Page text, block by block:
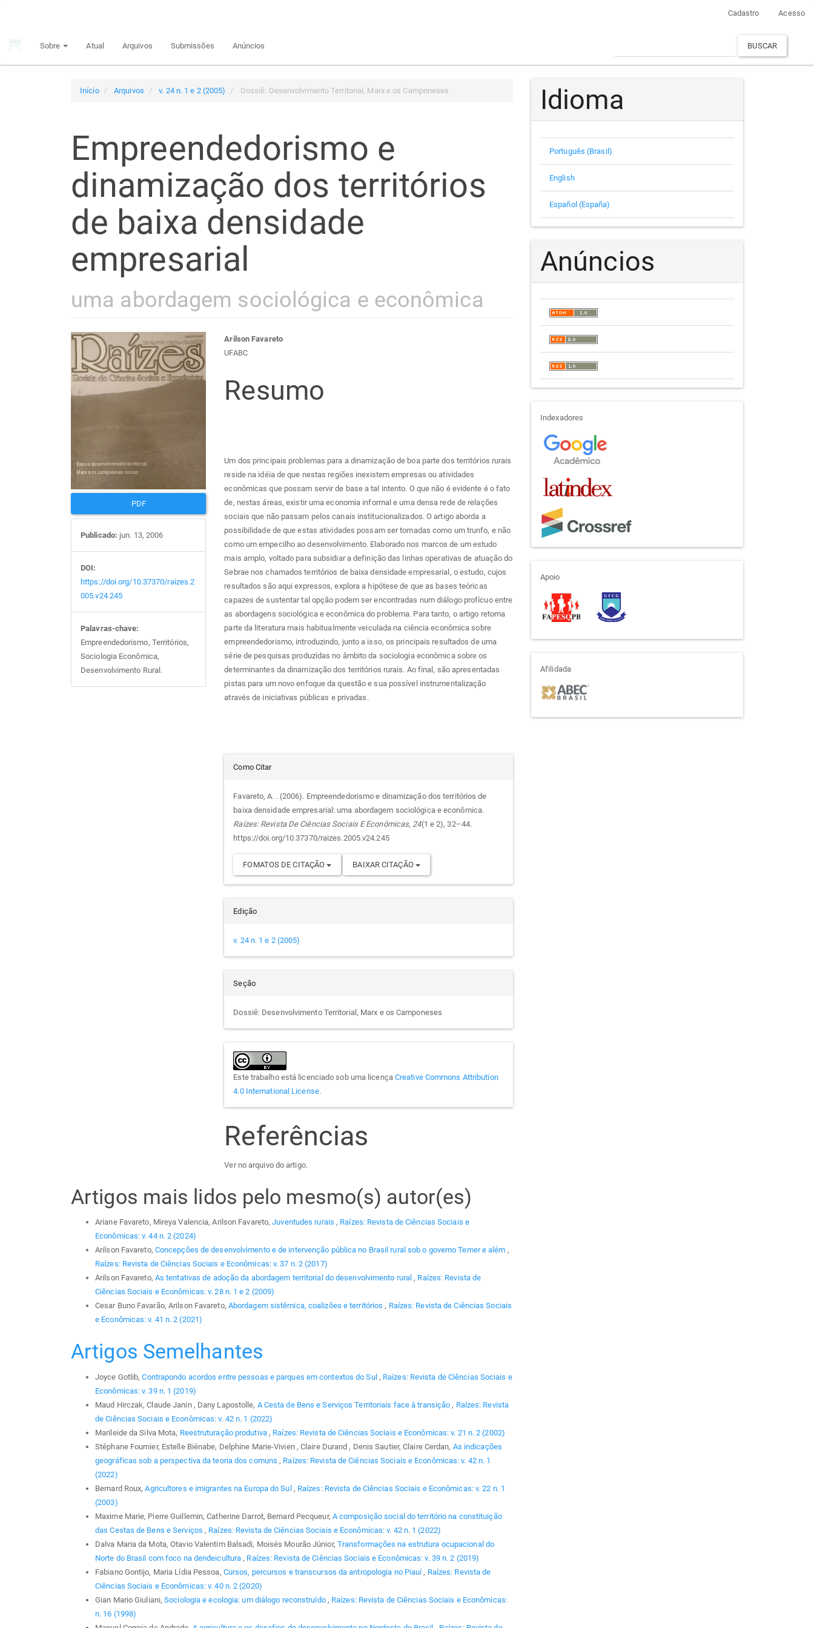
principal
Cadastro Acesso
Sobre Atual Arquivos Submissões Anúncios BUSCAR
Início Arquivos v. 24 n. 1 e 2 (2005) Dossiê: Desenvolvimento Territorial, Marx e os Camponeses
Empreendedorismo e
dinamização dos territórios
de baixa densidade
empresarial
uma abordagem sociológica e econômica
Barra
lateral
de
PDF
Publicado: jun. 13, 2006
DOI:
https://doi.org/10.37370/raizes.2
005.v24.245
Palavras-chave:
Empreendedorismo, Territórios,
Sociologia Econômica,
Desenvolvimento Rural.
Conteúdo
do
artigo
Arilson Favareto
UFABC
Resumo
Um dos principais problemas para a dinamização de boa parte dos territórios rurais
reside na idéia de que nestas regiões inexistem empresas ou atividades
econômicas que possam servir de base a tal intento. O que não é evidente é o fato
de, nestas áreas, existir uma economia informal e uma densa rede de relações
sociais que não passam pelos canais institucionalizados. O artigo aborda a
possibilidade de que estas atividades possam ser tomadas como um trunfo, e não
como um empecilho ao desenvolvimento. Elaborado nos marcos de um estudo
mais amplo, voltado para subsidiar a definição das linhas operativas de atuação do
Sebrae nos chamados territórios de baixa densidade empresarial, o estudo, cujos
resultados são aqui expressos, explora a hipótese de que as bases teóricas
capazes de sustentar tal opção podem ser encontradas num diálogo profícuo entre
as abordagens sociológica e econômica do problema. Para tanto, o artigo retoma
parte da literatura mais habitualmente veiculada na ciência econômica sobre
empreendedorismo, introduzindo, junto a isso, os principais resultados de uma
série de pesquisas produzidas no âmbito da sociologia econômica sobre os
determinantes da dinamização dos territórios rurais. Ao final, são apresentadas
pistas para um novo enfoque da questão e sua possível instrumentalização
através de iniciativas públicas e privadas.
Detalhes
do
artigo
Como Citar
Favareto, A. . (2006). Empreendedorismo e dinamização dos territórios de
baixa densidade empresarial: uma abordagem sociológica e econômica.
Raízes: Revista De Ciências Sociais E Econômicas, 24(1 e 2), 32–44.
https://doi.org/10.37370/raizes.2005.v24.245
FOMATOS DE CITAÇÃO BAIXAR CITAÇÃO
Edição
v. 24 n. 1 e 2 (2005)
Seção
Dossiê: Desenvolvimento Territorial, Marx e os Camponeses
Este trabalho está licenciado sob uma licença Creative Commons Attribution
4.0 International License.
Referências
Ver no arquivo do artigo.
Artigos mais lidos pelo mesmo(s) autor(es)
Ariane Favareto, Mireya Valencia, Arilson Favareto,Juventudes rurais, Raízes: Revista de Ciências Sociais e
Econômicas: v. 44 n. 2 (2024)
Arilson Favareto, Concepções de desenvolvimento e de intervenção pública no Brasil rural sob o governo Temer e além ,
Raízes: Revista de Ciências Sociais e Econômicas: v. 37 n. 2 (2017)
Arilson Favareto, As tentativas de adoção da abordagem territorial do desenvolvimento rural, Raízes: Revista de
Ciências Sociais e Econômicas: v. 28 n. 1 e 2 (2009)
Cesar Buno Favarão, Arilson Favareto, Abordagem sistêmica, coalizões e territórios, Raízes: Revista de Ciências Sociais
e Econômicas: v. 41 n. 2 (2021)
Artigos Semelhantes
Joyce Gotlib,Contrapondo acordos entre pessoas e parques em contextos do Sul , Raízes: Revista de Ciências Sociais e
Econômicas: v. 39 n. 1 (2019)
Maud Hirczak, Claude Janin , Dany Lapostolle, A Cesta de Bens e Serviços Territoriais face à transição , Raízes: Revista
de Ciências Sociais e Econômicas: v. 42 n. 1 (2022)
Marileide da Silva Mota, Reestruturação produtiva , Raízes: Revista de Ciências Sociais e Econômicas: v. 21 n. 2 (2002)
Stéphane Fournier, Estelle Biénabe, Delphine Marie-Vivien , Claire Durand , Denis Sautier, Claire Cerdan, As indicações
geográficas sob a perspectiva da teoria dos comuns , Raízes: Revista de Ciências Sociais e Econômicas: v. 42 n. 1
(2022)
Bernard Roux,Agricultores e imigrantes na Europa do Sul , Raízes: Revista de Ciências Sociais e Econômicas: v. 22 n. 1
(2003)
Maxime Marie, Pierre Guillemin, Catherine Darrot, Bernard Pecqueur, A composição social do território na constituição
das Cestas de Bens e Serviços , Raízes: Revista de Ciências Sociais e Econômicas: v. 42 n. 1 (2022)
Dalva Maria da Mota, Otavio Valentim Balsadi, Moisés Mourão Júnior, Transformações na estrutura ocupacional do
Norte do Brasil com foco na dendeicultura , Raízes: Revista de Ciências Sociais e Econômicas: v. 39 n. 2 (2019)
Fabiano Gontijo, Maria Lídia Pessoa, Cursos, percursos e transcursos da antropologia no Piauí , Raízes: Revista de
Ciências Sociais e Econômicas: v. 40 n. 2 (2020)
Gian Mario Giuliani,Sociologia e ecologia: um diálogo reconstruído , Raízes: Revista de Ciências Sociais e Econômicas:
n. 16 (1998)
Idioma
Português (Brasil)
English
Español (España)
Anúncios
indexadores
Indexadores
apoio
Apoio
afiliada
Afilidada